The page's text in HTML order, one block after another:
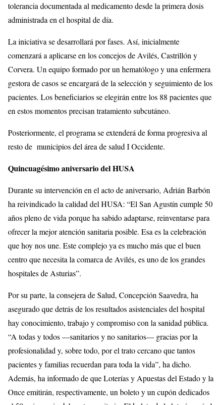
tolerancia documentada al medicamento desde la primera dosis
administrada en el hospital de día.
La iniciativa se desarrollará por fases. Así, inicialmente
comenzará a aplicarse en los concejos de Avilés, Castrillón y
Corvera. Un equipo formado por un hematólogo y una enfermera
gestora de casos se encargará de la selección y seguimiento de los
pacientes. Los beneficiarios se elegirán entre los 88 pacientes que
en estos momentos precisan tratamiento subcutáneo.
Posteriormente, el programa se extenderá de forma progresiva al
resto de municipios del área de salud I Occidente.
Quincuagésimo aniversario del HUSA
Durante su intervención en el acto de aniversario, Adrián Barbón
ha reivindicado la calidad del HUSA: “El San Agustín cumple 50
años pleno de vida porque ha sabido adaptarse, reinventarse para
ofrecer la mejor atención sanitaria posible. Esa es la celebración
que hoy nos une. Este complejo ya es mucho más que el buen
centro que necesita la comarca de Avilés, es uno de los grandes
hospitales de Asturias”.
Por su parte, la consejera de Salud, Concepción Saavedra, ha
asegurado que detrás de los resultados asistenciales del hospital
hay conocimiento, trabajo y compromiso con la sanidad pública.
“A todas y todos —sanitarios y no sanitarios— gracias por la
profesionalidad y, sobre todo, por el trato cercano que tantos
pacientes y familias recuerdan para toda la vida”, ha dicho.
Además, ha informado de que Loterías y Apuestas del Estado y la
Once emitirán, respectivamente, un boleto y un cupón dedicados